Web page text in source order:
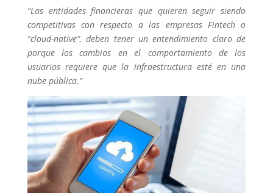
“Las entidades financieras que quieren seguir siendo
competitivas con respecto a las empresas Fintech o
“cloud-native”, deben tener un entendimiento claro de
porque los cambios en el comportamiento de los
usuarios requiere que la infraestructura esté en una
nube pública.”